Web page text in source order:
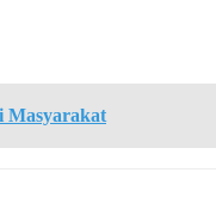
Masyarakat